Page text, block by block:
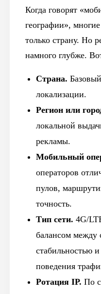
Когда говорят
географии»,
только страну. Но
намного глубже.
Страна.
локализации.
Регион или
локальной
рекламы.
Мобильный
операторов
пулов,
точность.
Тип сети. 4G/
балансом между
стабильностью
поведения
Ротация IP. По